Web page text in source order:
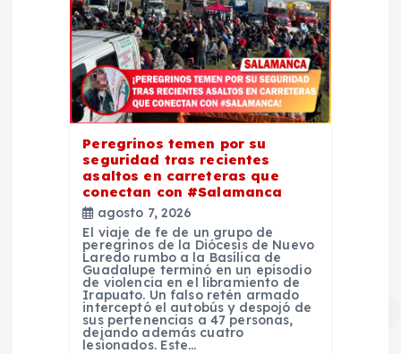
Peregrinos temen por su
seguridad tras recientes
asaltos en carreteras que
conectan con #Salamanca
agosto 7, 2026
El viaje de fe de un grupo de
peregrinos de la Diócesis de Nuevo
Laredo rumbo a la Basílica de
Guadalupe terminó en un episodio
de violencia en el libramiento de
Irapuato. Un falso retén armado
interceptó el autobús y despojó de
sus pertenencias a 47 personas,
dejando además cuatro
lesionados. Este…